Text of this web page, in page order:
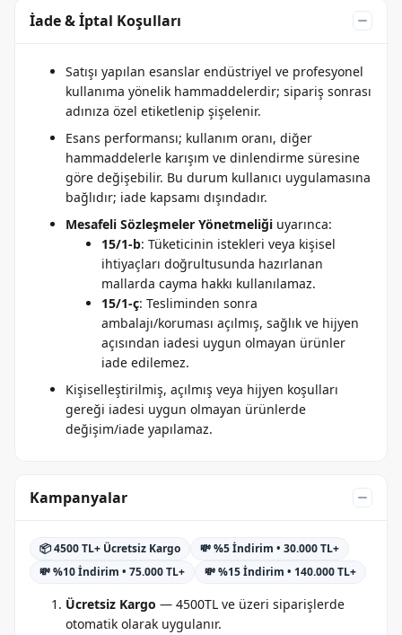
İade & İptal Koşulları
Satışı yapılan esanslar endüstriyel ve profesyonel
kullanıma yönelik hammaddelerdir; sipariş sonrası
adınıza özel etiketlenip şişelenir.
Esans performansı; kullanım oranı, diğer
hammaddelerle karışım ve dinlendirme süresine
göre değişebilir. Bu durum kullanıcı uygulamasına
bağlıdır; iade kapsamı dışındadır.
Mesafeli Sözleşmeler Yönetmeliği uyarınca:
15/1-b: Tüketicinin istekleri veya kişisel
ihtiyaçları doğrultusunda hazırlanan
mallarda cayma hakkı kullanılamaz.
15/1-ç: Tesliminden sonra
ambalajı/koruması açılmış, sağlık ve hijyen
açısından iadesi uygun olmayan ürünler
iade edilemez.
Kişiselleştirilmiş, açılmış veya hijyen koşulları
gereği iadesi uygun olmayan ürünlerde
değişim/iade yapılamaz.
Kampanyalar
📦 4500 TL+ Ücretsiz Kargo
💸 %5 İndirim • 30.000 TL+
💸 %10 İndirim • 75.000 TL+
💸 %15 İndirim • 140.000 TL+
Ücretsiz Kargo — 4500TL ve üzeri siparişlerde
otomatik olarak uygulanır.